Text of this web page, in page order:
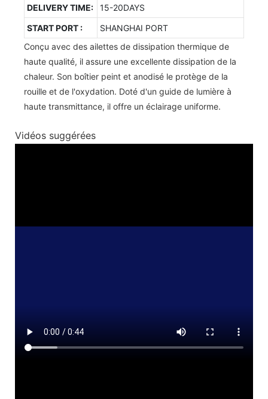
DELIVERY TIME:
15-20DAYS
START PORT :
SHANGHAI PORT
Conçu avec des ailettes de dissipation thermique de
haute qualité, il assure une excellente dissipation de la
chaleur. Son boîtier peint et anodisé le protège de la
rouille et de l'oxydation. Doté d'un guide de lumière à
haute transmittance, il offre un éclairage uniforme.
Vidéos suggérées